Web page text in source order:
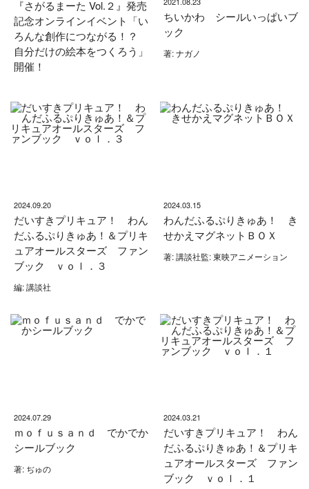
『さがるまーた Vol.２』発売
記念オンラインイベント「い
ろんな創作につながる！？
自分だけの絵本をつくろう」
開催！
ちいかわ シールいっぱいブ
ック
著: ナガノ
2024.09.20
だいすきプリキュア！ わん
だふるぷりきゅあ！＆プリキ
ュアオールスターズ ファン
ブック ｖｏｌ．３
編: 講談社
2024.03.15
わんだふるぷりきゅあ！ き
せかえマグネットＢＯＸ
著: 講談社監: 東映アニメーション
2024.07.29
ｍｏｆｕｓａｎｄ でかでか
シールブック
著: ぢゅの
2024.03.21
だいすきプリキュア！ わん
だふるぷりきゅあ！＆プリキ
ュアオールスターズ ファン
ブック ｖｏｌ．１